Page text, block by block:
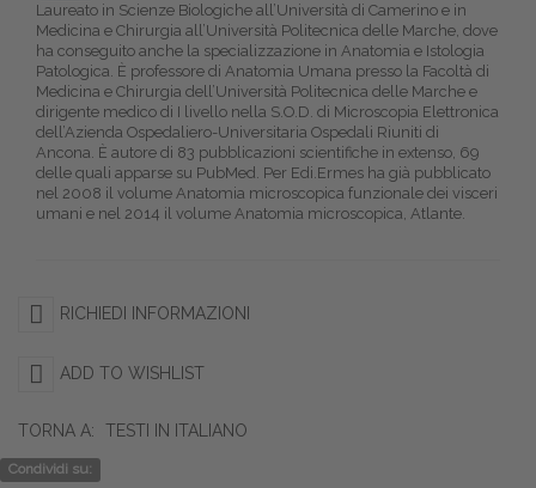
Laureato in Scienze Biologiche all’Università di Camerino e in
Medicina e Chirurgia all’Università Politecnica delle Marche, dove
ha conseguito anche la specializzazione in Anatomia e Istologia
Patologica. È professore di Anatomia Umana presso la Facoltà di
Medicina e Chirurgia dell’Università Politecnica delle Marche e
dirigente medico di I livello nella S.O.D. di Microscopia Elettronica
dell’Azienda Ospedaliero-Universitaria Ospedali Riuniti di
Ancona. È autore di 83 pubblicazioni scientifiche in extenso, 69
delle quali apparse su PubMed. Per Edi.Ermes ha già pubblicato
nel 2008 il volume Anatomia microscopica funzionale dei visceri
umani e nel 2014 il volume Anatomia microscopica, Atlante.
RICHIEDI INFORMAZIONI
ADD TO WISHLIST
TORNA A: TESTI IN ITALIANO
Condividi su: